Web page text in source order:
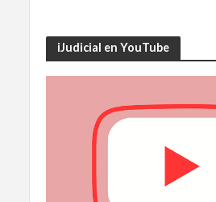
iJudicial en YouTube